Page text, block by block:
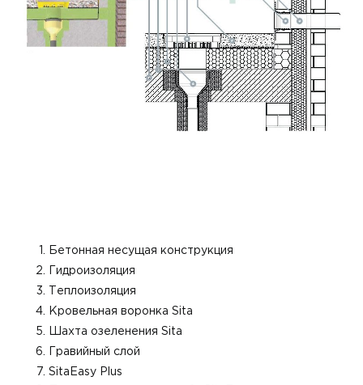
Бетонная несущая конструкция
Гидроизоляция
Теплоизоляция
Кровельная воронка Sita
Шахта озеленения Sita
Гравийный слой
SitaEasy Plus